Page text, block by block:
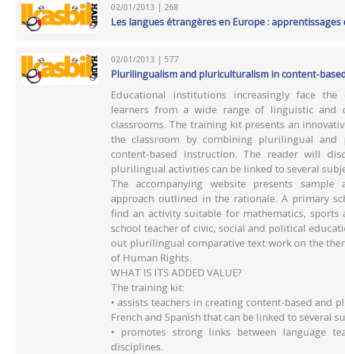
02/01/2013 | 268
Les langues étrangères en Europe : apprentissages
02/01/2013 | 577
Plurilingualism and pluriculturalism in content-
Educational institutions increasingly face the
learners from a wide range of linguistic and
classrooms. The training kit presents an
the classroom by combining plurilingual and
content-based instruction. The reader will
plurilingual activities can be linked to several
The accompanying website presents
approach outlined in the rationale. A primary
find an activity suitable for mathematics, sports
school teacher of civic, social and political
out plurilingual comparative text work on the
of Human Rights.
WHAT IS ITS ADDED VALUE?
The training kit:
• assists teachers in creating content-based and
French and Spanish that can be linked to several
• promotes strong links between language
disciplines.